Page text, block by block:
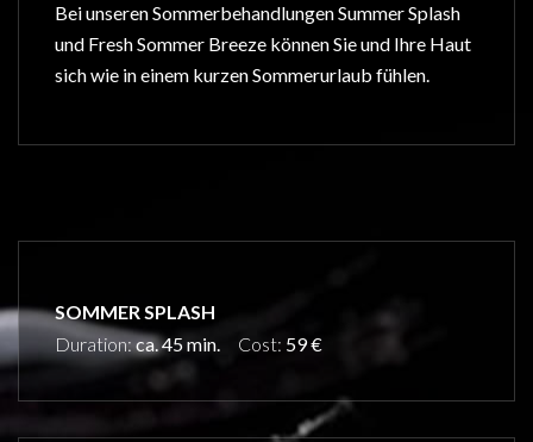
Bei unseren Sommerbehandlungen Summer Splash
und Fresh Sommer Breeze können Sie und Ihre Haut
sich wie in einem kurzen Sommerurlaub fühlen.
SOMMER SPLASH
Duration: ca. 45 min. Cost: 59 €